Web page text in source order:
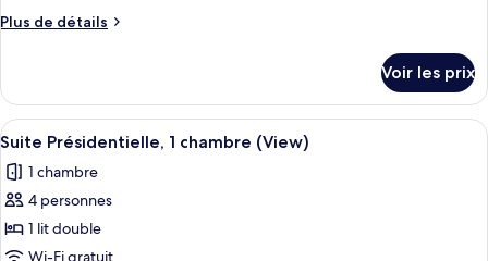
chambre :
chambre
Plus de détails
Plus
le
type
de
Suite,
Voir les prix
Afficher
toutes
les
photos
pour
ce
Un salon moderne avec un canapé,
11
Suite Présidentielle, 1 chambre (View)
1 chambre
4 personnes
1 lit double
Wi-Fi gratuit